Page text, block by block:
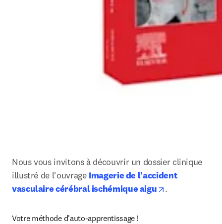
Nous vous invitons à découvrir un dossier clinique
illustré de l'ouvrage Imagerie de l'accident
vasculaire cérébral ischémique aigu
opens in new
.
Votre méthode d'auto-apprentissage !